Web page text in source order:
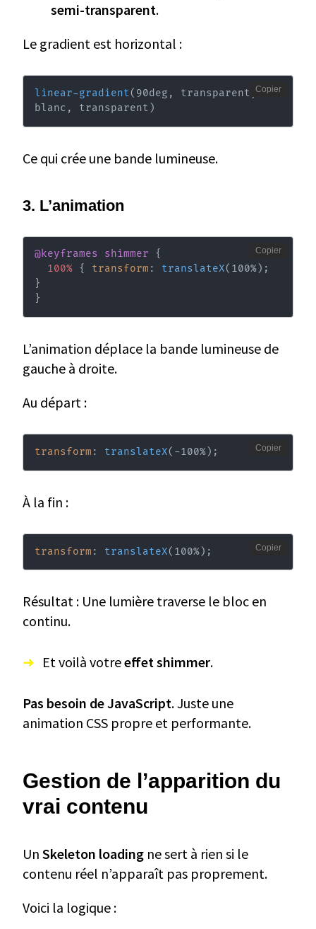
semi-transparent.
Le gradient est horizontal :
linear-gradient( 90deg , transparent ,
blanc , transparent )
Copier
Ce qui crée une bande lumineuse.
3. L’animation
@keyframes shimmer
{
100% { transform : translateX( 100%) ;
}
}
Copier
L’animation déplace la bande lumineuse de
gauche à droite.
Au départ :
transform : translateX( -100%) ; Copier
À la fin :
transform : translateX( 100%) ; Copier
Résultat : Une lumière traverse le bloc en
continu.
Et voilà votreeffet shimmer.
Pas besoin de JavaScript. Juste une
animation CSS propre et performante.
Gestion de l’apparition du
vrai contenu
Un Skeleton loading ne sert à rien si le
contenu réel n’apparaît pas proprement.
Voici la logique :